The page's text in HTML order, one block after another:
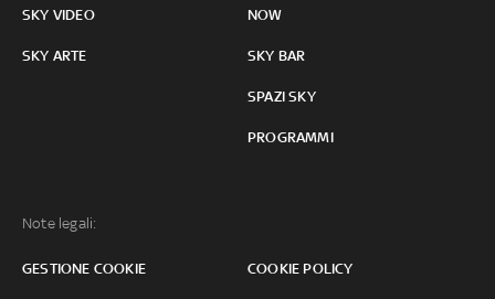
SKY VIDEO
SKY ARTE
NOW
SKY BAR
SPAZI SKY
PROGRAMMI
Note legali:
GESTIONE COOKIE COOKIE POLICY